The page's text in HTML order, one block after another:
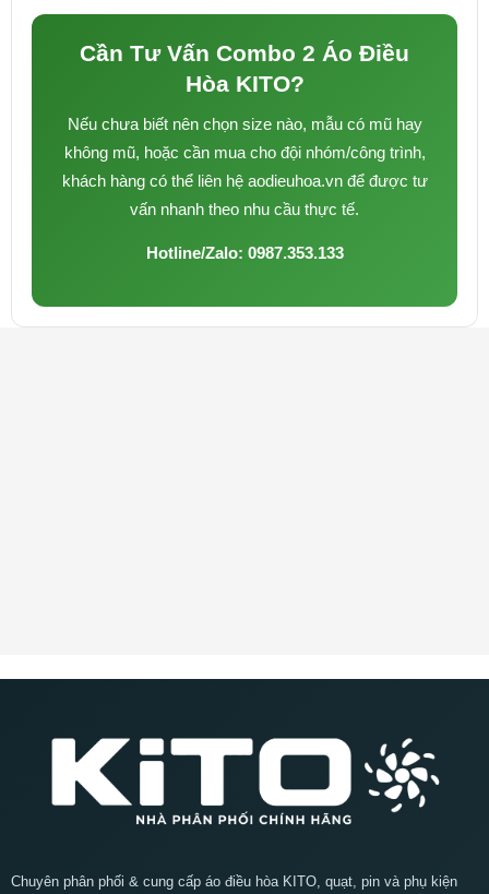
Cần Tư Vấn Combo 2 Áo Điều
Hòa KITO?
Nếu chưa biết nên chọn size nào, mẫu có mũ hay
không mũ, hoặc cần mua cho đội nhóm/công trình,
khách hàng có thể liên hệ aodieuhoa.vn để được tư
vấn nhanh theo nhu cầu thực tế.
Hotline/Zalo: 0987.353.133
Chuyên phân phối & cung cấp áo điều hòa KITO, quạt, pin và phụ kiện